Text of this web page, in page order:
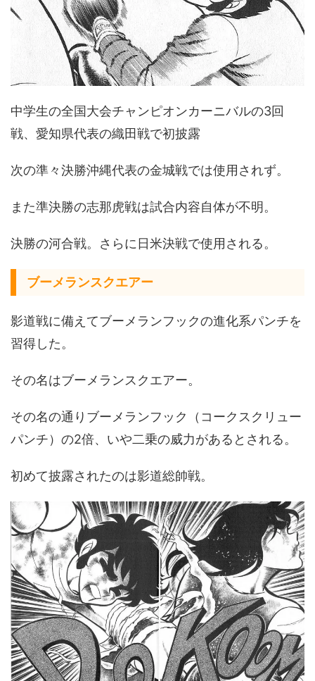
中学生の全国大会チャンピオンカーニバルの3回
戦、愛知県代表の織田戦で初披露
次の準々決勝沖縄代表の金城戦では使用されず。
また準決勝の志那虎戦は試合内容自体が不明。
決勝の河合戦。さらに日米決戦で使用される。
ブーメランスクエアー
影道戦に備えてブーメランフックの進化系パンチを
習得した。
その名はブーメランスクエアー。
その名の通りブーメランフック（コークスクリュー
パンチ）の2倍、いや二乗の威力があるとされる。
初めて披露されたのは影道総帥戦。